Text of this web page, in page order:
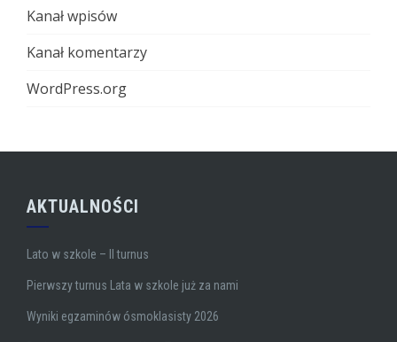
Kanał wpisów
Kanał komentarzy
WordPress.org
AKTUALNOŚCI
Lato w szkole – II turnus
Pierwszy turnus Lata w szkole już za nami
Wyniki egzaminów ósmoklasisty 2026